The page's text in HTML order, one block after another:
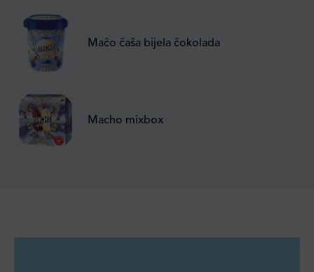
Mačo čaša bijela čokolada
Macho mixbox